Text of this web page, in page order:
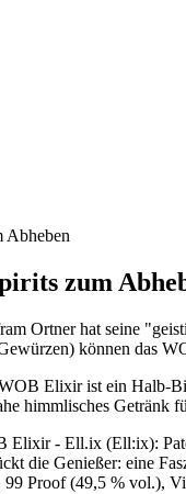
Abheben
zum
Ortner hat seine
können das
Elixir ist ein Halb-
himmlisches Getränk
Elixir - Ell.ix (Ell:ix):
die Genießer: eine
99 Proof (49,5 % vol.),